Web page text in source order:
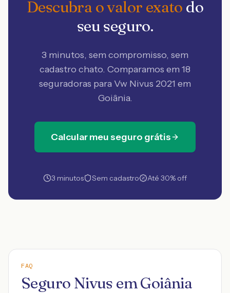
Descubra o valor exato do
seu seguro.
3 minutos, sem compromisso, sem
cadastro chato. Comparamos em 18
seguradoras para Vw Nivus 2021 em
Goiânia.
Calcular meu seguro grátis
3 minutos Sem cadastro Até 30% off
FAQ
Seguro Nivus em Goiânia